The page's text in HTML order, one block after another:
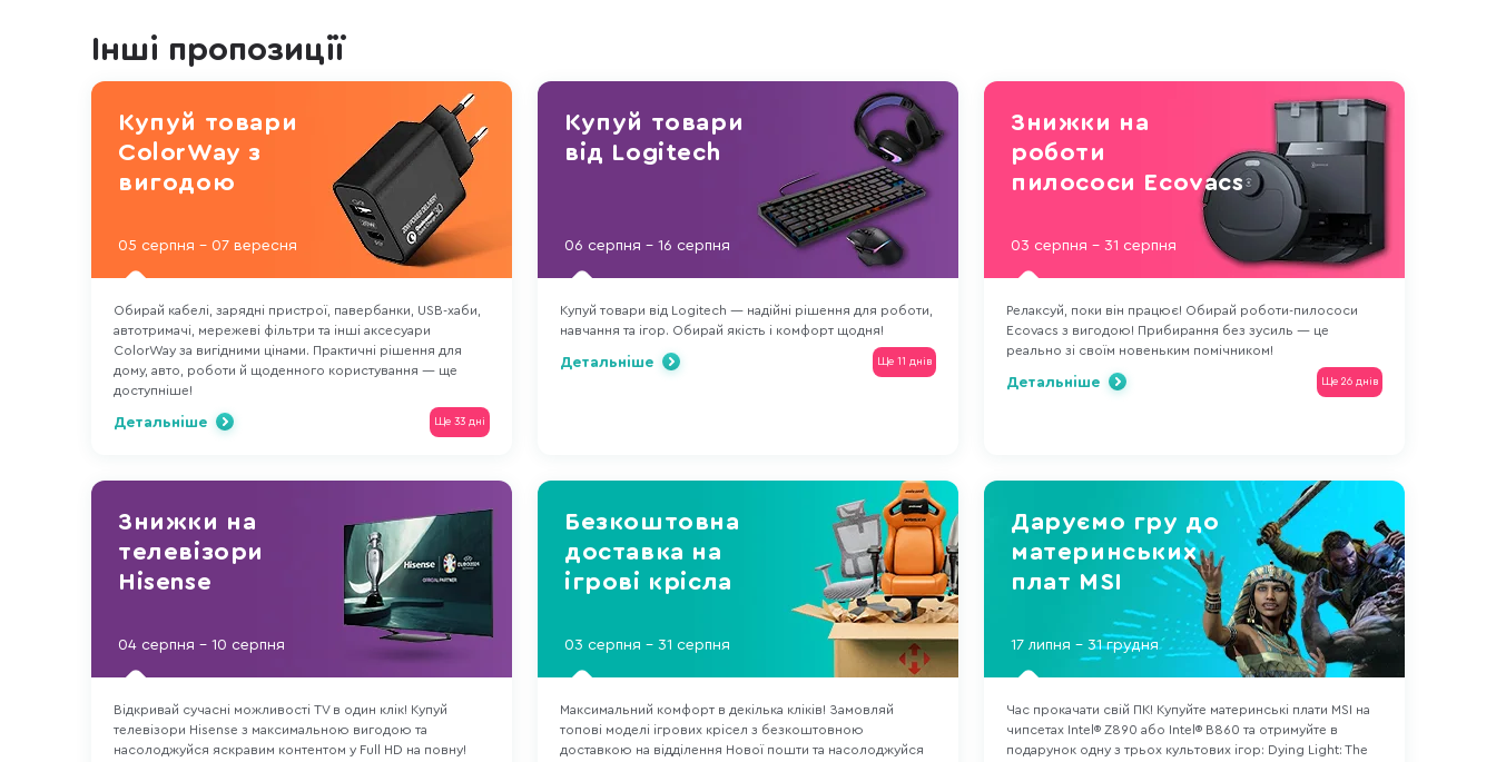
Інші пропозиції
Купуй товари
ColorWay з
вигодою
05 серпня - 07 вересня
Обирай кабелі, зарядні пристрої, павербанки, USB-хаби,
автотримачі, мережеві фільтри та інші аксесуари
ColorWay за вигідними цінами. Практичні рішення для
дому, авто, роботи й щоденного користування — ще
доступніше!
Ще 33 дні
Детальніше
Купуй товари
від Logitech
06 серпня - 16 серпня
Купуй товари від Logitech — надійні рішення для роботи,
навчання та ігор. Обирай якість і комфорт щодня!
Ще 11 днів
Детальніше
Знижки на
роботи
пилососи Ecovacs
03 серпня - 31 серпня
Релаксуй, поки він працює! Обирай роботи-пилососи
Ecovacs з вигодою! Прибирання без зусиль — це
реально зі своїм новеньким помічником!
Ще 26 днів
Детальніше
Знижки на
телевізори
Hisense
04 серпня - 10 серпня
Відкривай сучасні можливості TV в один клік! Купуй
телевізори Hisense з максимальною вигодою та
насолоджуйся яскравим контентом у Full HD на повну!
Безкоштовна
доставка на
ігрові крісла
03 серпня - 31 серпня
Максимальний комфорт в декілька кліків! Замовляй
топові моделі ігрових крісел з безкоштовною
доставкою на відділення Нової пошти та насолоджуйся
Даруємо гру до
материнських
плат MSI
17 липня - 31 грудня
Час прокачати свій ПК! Купуйте материнські плати MSI на
чипсетах Intel® Z890 або Intel® B860 та отримуйте в
подарунок одну з трьох культових ігор: Dying Light: The